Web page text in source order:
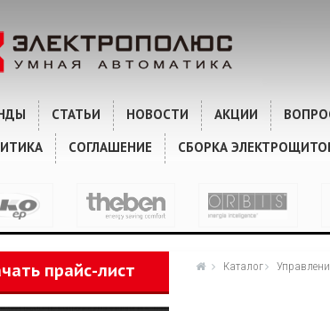
СТАТЬИ НОВОСТИ АКЦИИ
СОГЛАШЕНИЕ СБОРКА
прайс-лист Каталог